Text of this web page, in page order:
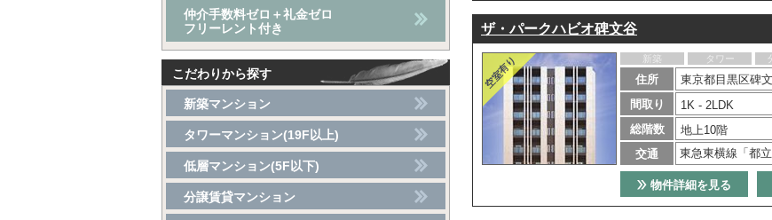
ザ・パークハビオ碑文谷
新築 タワー
住所
東京都目黒区碑
間取り
1K - 2LDK
総階数
地上10階
交通
東急東横線「都
物件詳細を見る
仲介手数料ゼロ＋礼金ゼロ
フリーレント付き
こだわりから探す
新築マンション
タワーマンション(19F以上)
低層マンション(5F以下)
分譲賃貸マンション